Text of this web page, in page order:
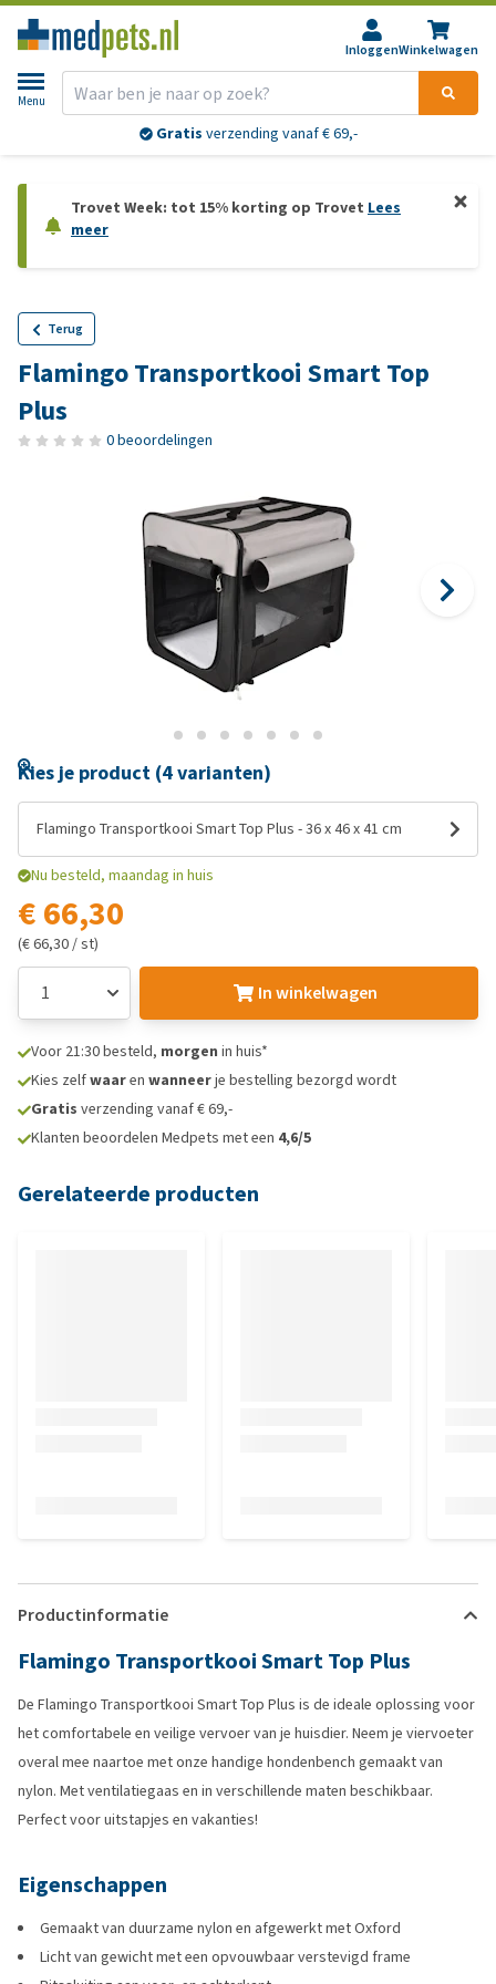
InloggenWinkelwagen
Menu
Gratis verzending vanaf € 69,-
Trovet Week: tot 15% korting op Trovet Lees
meer
Terug
Flamingo Transportkooi Smart Top
Plus
0 beoordelingen
Kies je product (4 varianten)
Flamingo Transportkooi Smart Top Plus - 36 x 46 x 41 cm
Nu besteld, maandag in huis
€ 66,30
(€ 66,30 / st)
In winkelwagen
Voor 21:30 besteld, morgen in huis*
Kies zelfwaaren wanneerje bestelling bezorgd wordt
Gratis verzending vanaf € 69,-
Klanten beoordelen Medpets met een 4,6/5
Gerelateerde producten
Productinformatie
Flamingo Transportkooi Smart Top Plus
De Flamingo Transportkooi Smart Top Plus is de ideale oplossing voor
het comfortabele en veilige vervoer van je huisdier. Neem je viervoeter
overal mee naartoe met onze handige hondenbench gemaakt van
nylon. Met ventilatiegaas en in verschillende maten beschikbaar.
Perfect voor uitstapjes en vakanties!
Eigenschappen
Gemaakt van duurzame nylon en afgewerkt met Oxford
Licht van gewicht met een opvouwbaar verstevigd frame